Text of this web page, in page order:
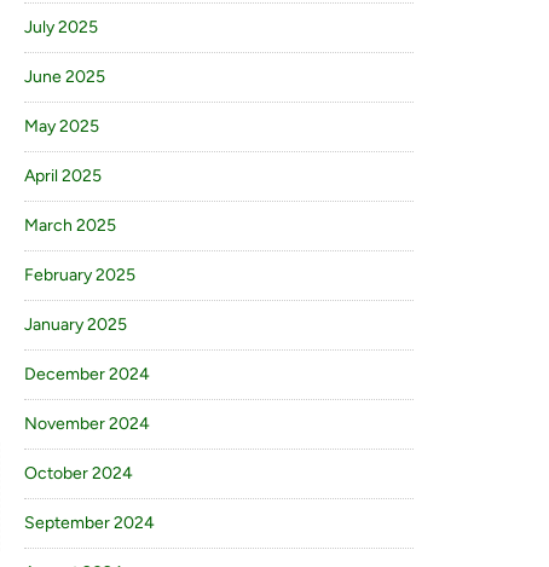
July 2025
June 2025
May 2025
April 2025
March 2025
February 2025
January 2025
December 2024
November 2024
October 2024
September 2024